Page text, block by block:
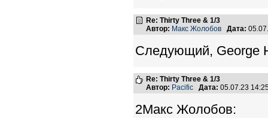
Re: Thirty Three & 1/3
Автор: Макс Жолобов Дата:
Следующий, George
Re: Thirty Three & 1/3
Автор: Pacific Дата: 05.07.23
2Макс Жолобов: